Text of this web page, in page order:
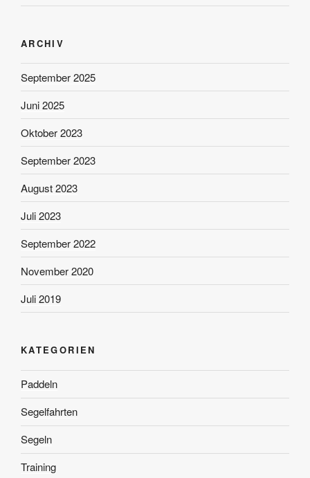
ARCHIV
September 2025
Juni 2025
Oktober 2023
September 2023
August 2023
Juli 2023
September 2022
November 2020
Juli 2019
KATEGORIEN
Paddeln
Segelfahrten
Segeln
Training